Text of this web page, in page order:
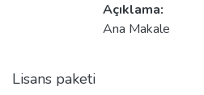
Açıklama:
Ana Makale
Lisans paketi